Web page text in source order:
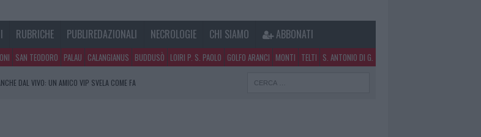
RUBRICHE PUBLIREDAZIONALI NECROLOGIE CHI SIAMO ABBONATI
SAN TEODORO PALAU CALANGIANUS BUDDUSÒ LOIRI P. S. PAOLO GOLFO ARANCI MONTI TELTI S. ANTONIO DI G.
DAL VIVO: UN AMICO VIP SVELA COME FA